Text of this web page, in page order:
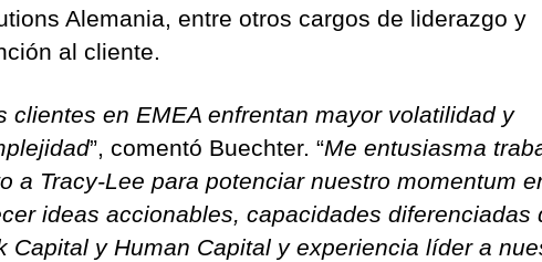
Alemania, entre otros cargos de liderazgo y
al cliente.
clientes en EMEA enfrentan mayor volatilidad y
”, comentó Buechter. “Me entusiasma
a Tracy-Lee para potenciar nuestro momentum
ideas accionables, capacidades diferenciadas
Capital y Human Capital y experiencia líder a